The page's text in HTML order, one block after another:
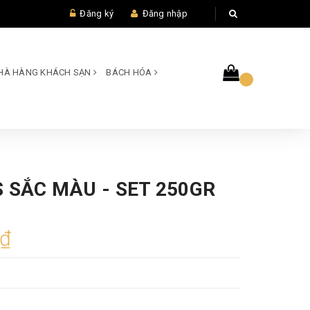
Đăng ký Đăng nhập
HÀNG KHÁCH SẠN BÁCH HÓA
SẮC MÀU - SET 250GR